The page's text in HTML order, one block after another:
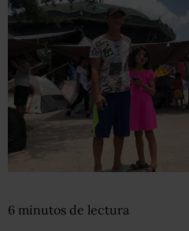
6 minutos de lectura